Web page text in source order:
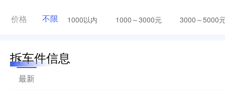
价格 不限 1000以内 1000～3000元 3000～5000
拆车件信息
最新